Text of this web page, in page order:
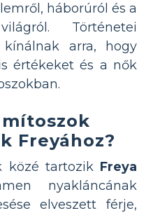
háborúról és a
Történetei
arra, hogy
értékeket és a nők
Freyához?
közé tartozik Freya
nyakláncának
elveszett férje,